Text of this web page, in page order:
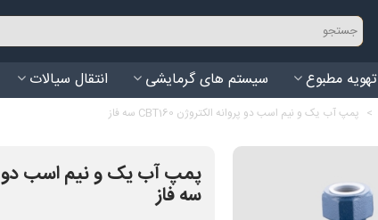
تهویه مطبوع سیستم های گرمایشی انتقال سیالات
> پمپ آب یک و نیم اسب دو پروانه الکتروژن CBT160 سه فاز
سه فاز